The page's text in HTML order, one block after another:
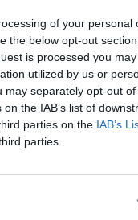
of your personal
the below opt-out
is processed you may
utilized by us or
may separately opt-out of
the IAB’s list of
parties on the IAB’s
parties.
Kriminalvården
PÅ